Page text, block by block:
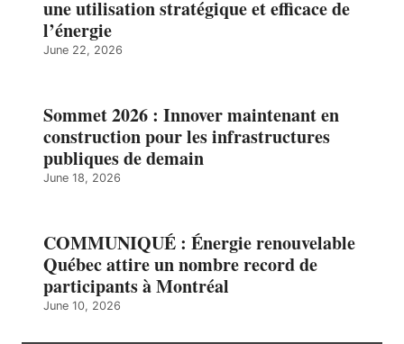
une utilisation stratégique et efficace de
l’énergie
June 22, 2026
Sommet 2026 : Innover maintenant en
construction pour les infrastructures
publiques de demain
June 18, 2026
COMMUNIQUÉ : Énergie renouvelable
Québec attire un nombre record de
participants à Montréal
June 10, 2026